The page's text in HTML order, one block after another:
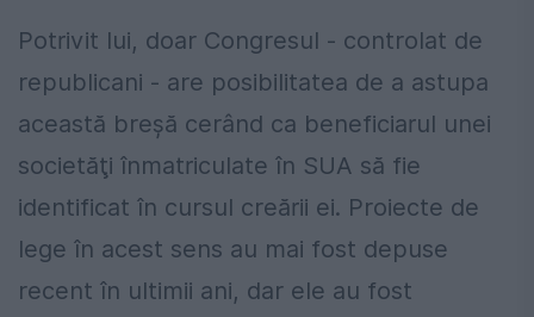
Potrivit lui, doar Congresul - controlat de
republicani - are posibilitatea de a astupa
această breşă cerând ca beneficiarul unei
societăţi înmatriculate în SUA să fie
identificat în cursul creării ei. Proiecte de
lege în acest sens au mai fost depuse
recent în ultimii ani, dar ele au fost